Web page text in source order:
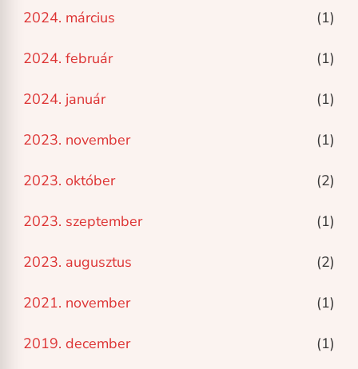
2024. március (1)
2024. február (1)
2024. január (1)
2023. november (1)
2023. október (2)
2023. szeptember (1)
2023. augusztus (2)
2021. november (1)
2019. december (1)